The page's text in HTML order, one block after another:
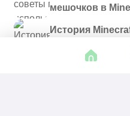
мешочков в
История